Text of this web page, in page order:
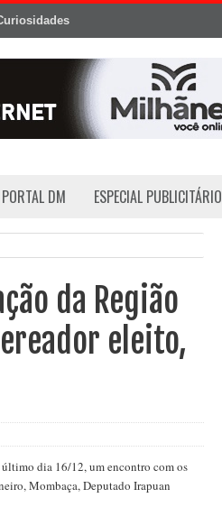
DM ESPECIAL PUBLICITÁRIO
da Região
eleito,
dia 16/12, um encontro com os
Mombaça, Deputado Irapuan